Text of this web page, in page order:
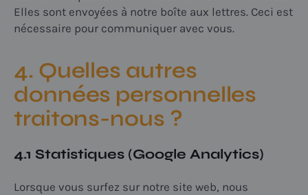
Elles sont envoyées à notre boîte aux lettres. Ceci est
nécessaire pour communiquer avec vous.
4. Quelles autres
données personnelles
traitons-nous ?
4.1 Statistiques (Google Analytics)
Lorsque vous surfez sur notre site web, nous